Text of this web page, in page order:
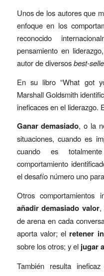
Unos de los autores que
enfoque en los
reconocido
pensamiento en
autor de diversosbest-
En su libro “What got
Marshall Goldsmith
ineficaces en el liderazgo.
Ganar demasiado, o la
situaciones, cuando es
cuando es
comportamiento
el desafío número uno
Otros comportamientos
añadir demasiado valor,
de arena en cada
aporta valor; el retener
sobre los otros; y el jugar a
También resulta